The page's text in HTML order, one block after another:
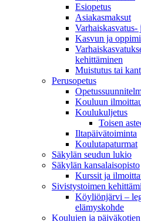
Esiopetus
Asiakasmaksut
Varhaiskasvatus-
Kasvun ja
kehittäminen
Muistutus tai
Perusopetus
Kouluun
Koulukuljetus
Toisen
Iltapäivätoiminta
Koulutapaturmat
Säkylän seudun lukio
Säkylän kansalaisopisto
Kurssit ja
Sivistystoimen
Köyliönjärvi –
elämyskohde
Koulujen ja